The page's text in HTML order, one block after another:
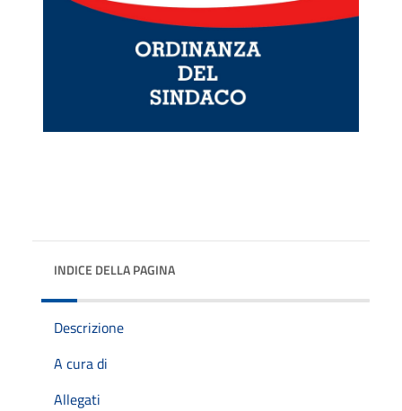
INDICE DELLA PAGINA
Descrizione
A cura di
Allegati